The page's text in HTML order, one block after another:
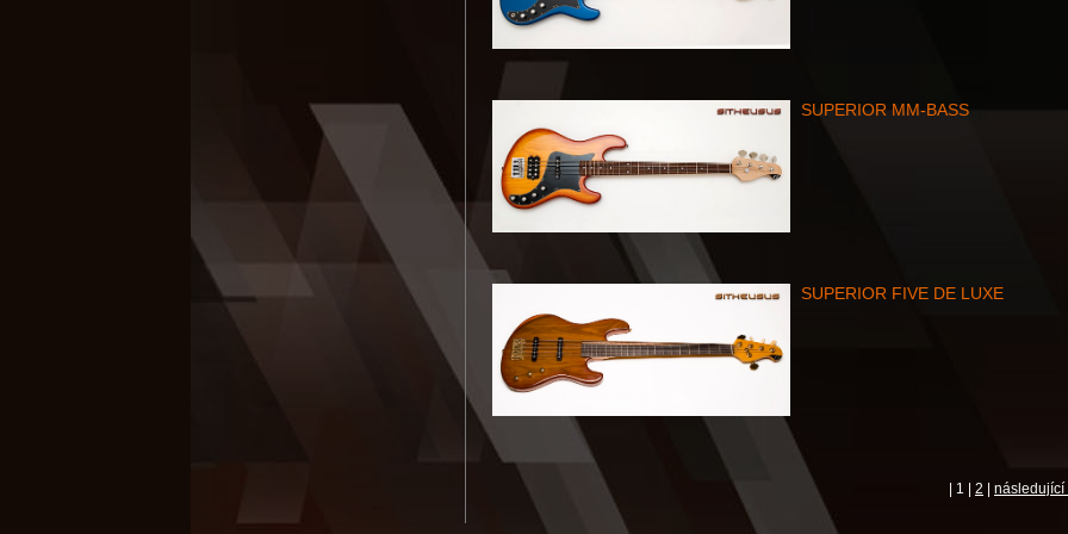
SUPERIOR MM-BASS
SUPERIOR FIVE DE LUXE
| 1 | 2 následující